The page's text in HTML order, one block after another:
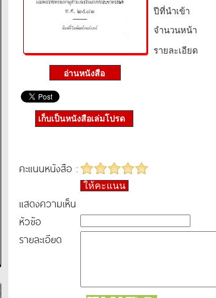
ปีที่นำเข้า
จำนวนหน้า
รายละเอียด
เก็บเป็นหนังสือเล่มโปรด
คะแนนหนังสือ :
ให้คะแนน
แสดงความเห็น
หัวข้อ
รายละเอียด